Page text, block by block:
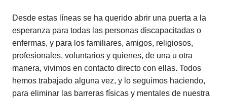
Desde estas líneas se ha querido abrir una puerta a la
esperanza para todas las personas discapacitadas o
enfermas, y para los familiares, amigos, religiosos,
profesionales, voluntarios y quienes, de una u otra
manera, vivimos en contacto directo con ellas. Todos
hemos trabajado alguna vez, y lo seguimos haciendo,
para eliminar las barreras físicas y mentales de nuestra